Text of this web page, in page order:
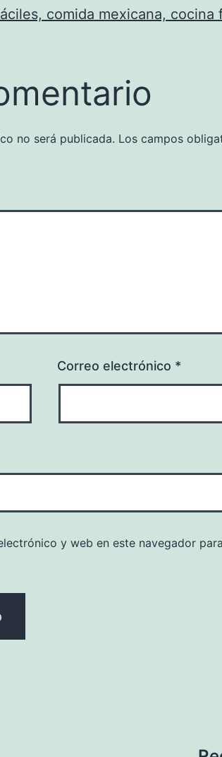
comida mexicana, cocina
no será publicada. Los campos
Correo electrónico *
y web en este navegador